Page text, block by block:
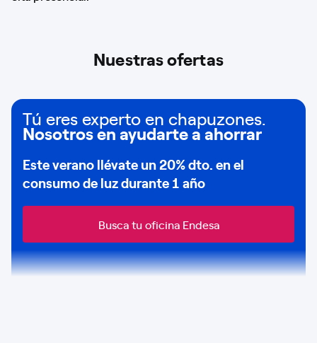
Nuestras ofertas
Tú eres experto en chapuzones.
Nosotros en ayudarte a ahorrar
Este verano llévate un20% dto. en el
consumo deluz durante 1 año
Busca tu oficina Endesa